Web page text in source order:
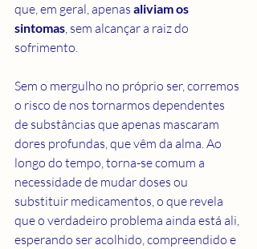
que, em geral, apenas aliviam os
sintomas, sem alcançar a raiz do
sofrimento.
Sem o mergulho no próprio ser, corremos
o risco de nos tornarmos dependentes
de substâncias que apenas mascaram
dores profundas, que vêm da alma. Ao
longo do tempo, torna-se comum a
necessidade de mudar doses ou
substituir medicamentos, o que revela
que o verdadeiro problema ainda está ali,
esperando ser acolhido, compreendido e